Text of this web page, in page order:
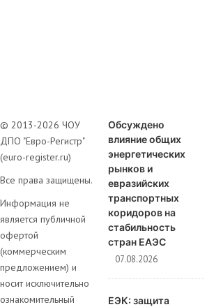
© 2013-2026 ЧОУ
ДПО "Евро-Регистр"
(euro-register.ru)
Все права защищены.
Информация не
является публичной
офертой
(коммерческим
предложением) и
носит исключительно
ознакомительный
Обсуждено
влияние общих
энергетических
рынков и
евразийских
транспортных
коридоров на
стабильность
стран ЕАЭС
07.08.2026
ЕЭК: защита